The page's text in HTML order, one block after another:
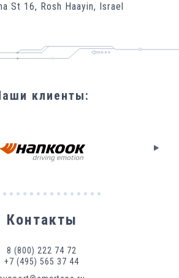
St 16, Rosh Haayin, Israel
клиенты:
Контакты
8 (800) 222 74 72
+7 (495) 565 37 44